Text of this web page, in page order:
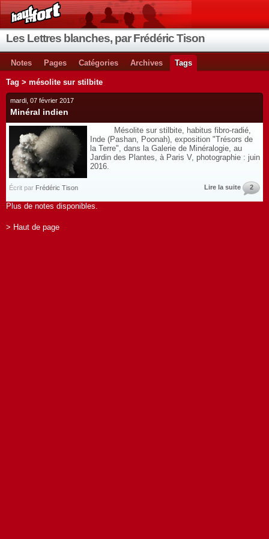
Les Lettres blanches, par Frédéric Tison
Notes Pages Catégories Archives Tags
Tag > mésolite sur stilbite
mardi, 07 février 2017
Minéral indien
Mésolite sur stilbite, habitus fibro-radié,
Inde (Pashan, Poonah), exposition "Trésors de
la Terre", dans la Galerie de Minéralogie, au
Jardin des Plantes, à Paris V, photographie : juin
2016.
Écrit par Frédéric Tison Lire la suite 2
Plus de notes disponibles.
> Haut de page